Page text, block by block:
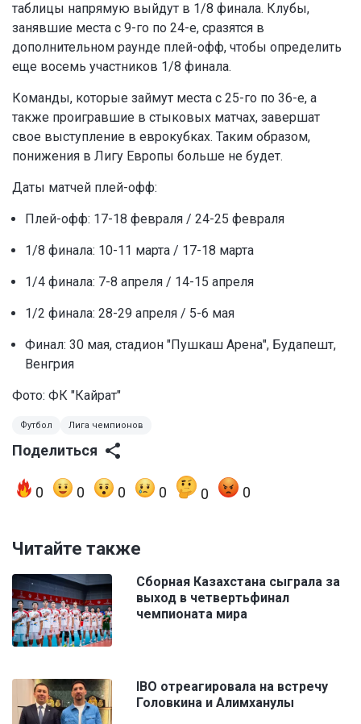
таблицы напрямую выйдут в 1/8 финала. Клубы,
занявшие места с 9-го по 24-е, сразятся в
дополнительном раунде плей-офф, чтобы определить
еще восемь участников 1/8 финала.
Команды, которые займут места с 25-го по 36-е, а
также проигравшие в стыковых матчах, завершат
свое выступление в еврокубках. Таким образом,
понижения в Лигу Европы больше не будет.
Даты матчей плей-офф:
Плей-офф: 17-18 февраля / 24-25 февраля
1/8 финала: 10-11 марта / 17-18 марта
1/4 финала: 7-8 апреля / 14-15 апреля
1/2 финала: 28-29 апреля / 5-6 мая
Финал: 30 мая, стадион "Пушкаш Арена", Будапешт,
Венгрия
Фото: ФК "Кайрат"
Футбол Лига чемпионов
Поделиться
0 0 0 0 0 0
Читайте также
Сборная Казахстана сыграла за
выход в четвертьфинал
чемпионата мира
IBO отреагировала на встречу
Головкина и Алимханулы